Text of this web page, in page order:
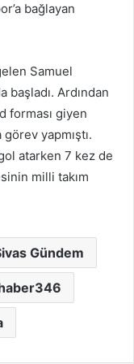
bağlayan
Samuel
başladı. Ardından
forması giyen
yapmıştı.
atarken 7 kez de
milli takım
Gündem